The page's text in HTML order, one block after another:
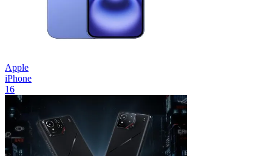
Apple
iPhone
16